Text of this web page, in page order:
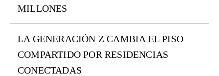
MILLONES
LA GENERACIÓN Z CAMBIA EL PISO
COMPARTIDO POR RESIDENCIAS
CONECTADAS